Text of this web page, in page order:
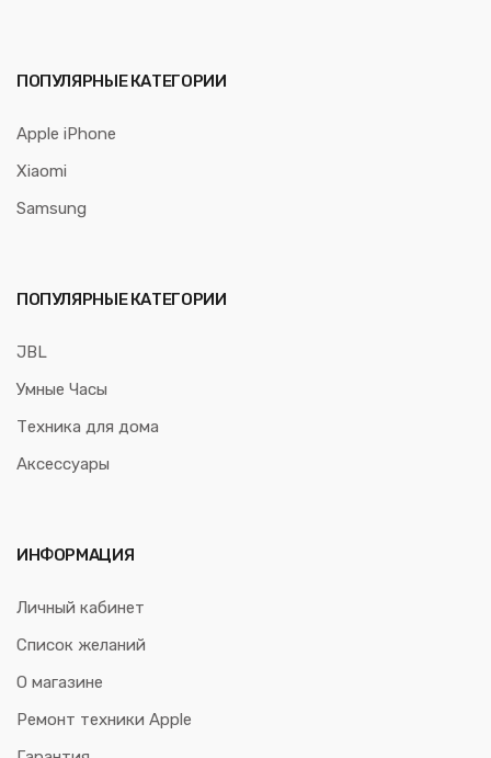
ПОПУЛЯРНЫЕ КАТЕГОРИИ
Apple iPhone
Xiaomi
Samsung
ПОПУЛЯРНЫЕ КАТЕГОРИИ
JBL
Умные Часы
Техника для дома
Аксессуары
ИНФОРМАЦИЯ
Личный кабинет
Список желаний
О магазине
Ремонт техники Apple